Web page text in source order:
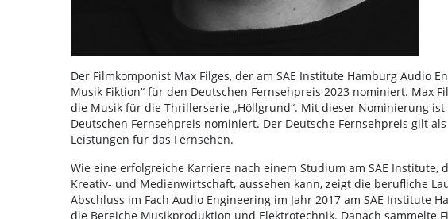
Der Filmkomponist Max Filges, der am SAE Institute Hamburg Audio
Musik Fiktion“ für den Deutschen Fernsehpreis 2023 nominiert. Max
die Musik für die Thrillerserie „Höllgrund“. Mit dieser Nominierung
Deutschen Fernsehpreis nominiert. Der Deutsche Fernsehpreis gilt
Leistungen für das Fernsehen.
Wie eine erfolgreiche Karriere nach einem Studium am SAE
Kreativ- und Medienwirtschaft, aussehen kann, zeigt die berufliche
Abschluss im Fach Audio Engineering im Jahr 2017 am SAE Institute
die Bereiche Musikproduktion und Elektrotechnik. Danach sammelte